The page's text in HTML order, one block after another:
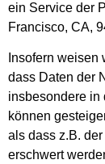
ein Service der
Francisco, CA,
Insofern
dass Daten der
insbesondere in
können
als dass z.B.
erschwert